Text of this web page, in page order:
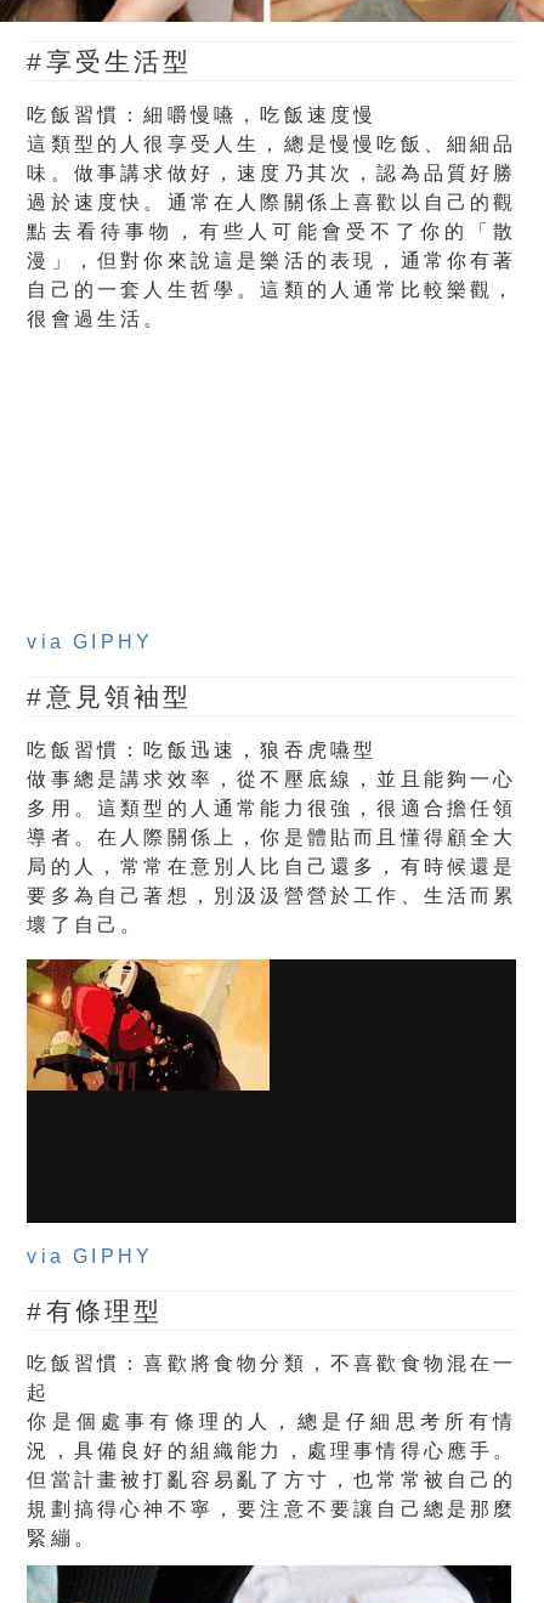
#享受生活型
吃飯習慣：細嚼慢嚥，吃飯速度慢
這類型的人很享受人生，總是慢慢吃飯、細細品
味。做事講求做好，速度乃其次，認為品質好勝
過於速度快。通常在人際關係上喜歡以自己的觀
點去看待事物，有些人可能會受不了你的「散
漫」，但對你來說這是樂活的表現，通常你有著
自己的一套人生哲學。這類的人通常比較樂觀，
很會過生活。
via GIPHY
#意見領袖型
吃飯習慣：吃飯迅速，狼吞虎嚥型
做事總是講求效率，從不壓底線，並且能夠一心
多用。這類型的人通常能力很強，很適合擔任領
導者。在人際關係上，你是體貼而且懂得顧全大
局的人，常常在意別人比自己還多，有時候還是
要多為自己著想，別汲汲營營於工作、生活而累
壞了自己。
via GIPHY
#有條理型
吃飯習慣：喜歡將食物分類，不喜歡食物混在一
起
你是個處事有條理的人，總是仔細思考所有情
況，具備良好的組織能力，處理事情得心應手。
但當計畫被打亂容易亂了方寸，也常常被自己的
規劃搞得心神不寧，要注意不要讓自己總是那麼
緊繃。